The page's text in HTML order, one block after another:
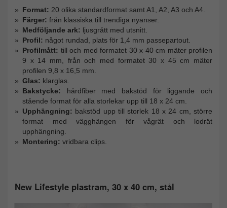
Format: 20 olika standardformat samt A1, A2, A3 och A4.
Färger: från klassiska till trendiga nyanser.
Medföljande ark: ljusgrått med utsnitt.
Profil: något rundad, plats för 1,4 mm passepartout.
Profilmått: till och med formatet 30 x 40 cm mäter profilen
9 x 14 mm, från och med formatet 30 x 45 cm mäter
profilen 9,8 x 16,5 mm.
Glas: klarglas.
Bakstycke: hårdfiber med bakstöd för liggande och
stående format för alla storlekar upp till 18 x 24 cm.
Upphängning: bakstöd upp till storlek 18 x 24 cm, större
format med vägghängen för vågrät och lodrät
upphängning.
Montering: vridbara clips.
New Lifestyle plastram, 30 x 40 cm, stål